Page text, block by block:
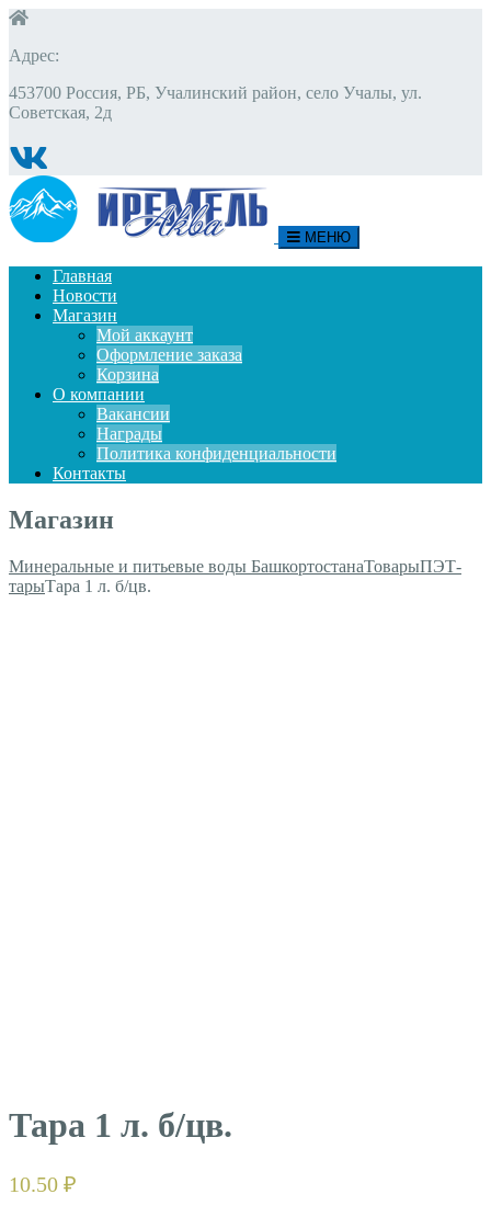
Адрес:
453700 Россия, РБ, Учалинский район, село Учалы, ул.
Советская, 2д
МЕНЮ
Главная
Новости
Магазин
Мой аккаунт
Оформление заказа
Корзина
О компании
Вакансии
Награды
Политика конфиденциальности
Контакты
Магазин
Минеральные и питьевые воды БашкортостанаТоварыПЭТ-
тарыТара 1 л. б/цв.
Тара 1 л. б/цв.
10.50 ₽